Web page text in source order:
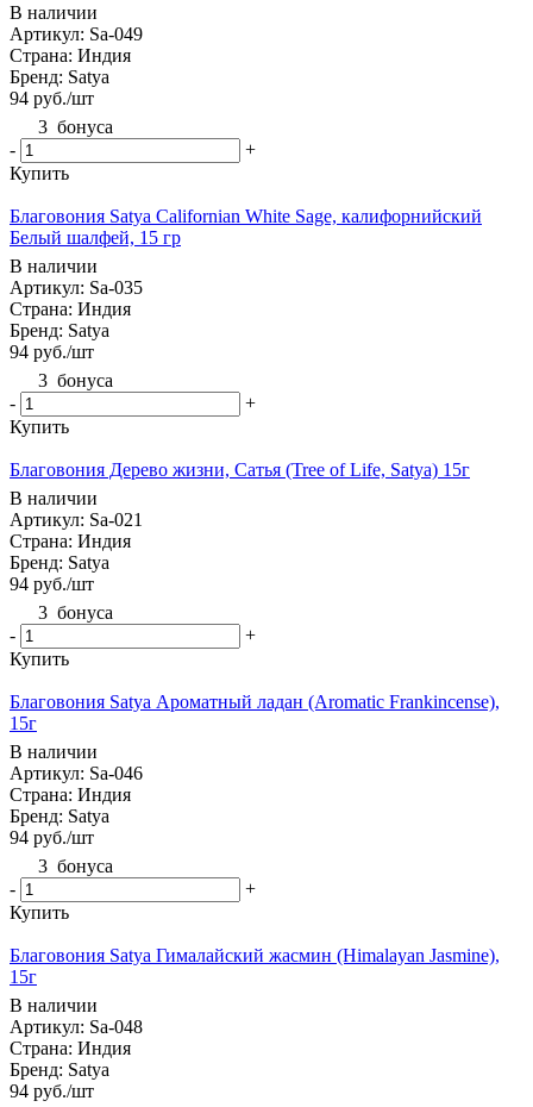
В наличии
Артикул: Sa-049
Страна: Индия
Бренд: Satya
94 руб./шт
3 бонуса
-
+
Купить
Благовония Satya Californian White Sage, калифорнийский
Белый шалфей, 15 гр
В наличии
Артикул: Sa-035
Страна: Индия
Бренд: Satya
94 руб./шт
3 бонуса
-
+
Купить
Благовония Дерево жизни, Сатья (Tree of Life, Satya) 15г
В наличии
Артикул: Sa-021
Страна: Индия
Бренд: Satya
94 руб./шт
3 бонуса
-
+
Купить
Благовония Satya Ароматный ладан (Aromatic Frankincense),
15г
В наличии
Артикул: Sa-046
Страна: Индия
Бренд: Satya
94 руб./шт
3 бонуса
-
+
Купить
Благовония Satya Гималайский жасмин (Himalayan Jasmine),
15г
В наличии
Артикул: Sa-048
Страна: Индия
Бренд: Satya
94 руб./шт